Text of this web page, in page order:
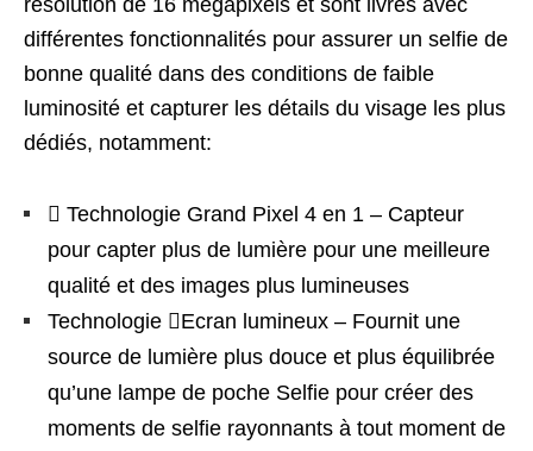
résolution de 16 mégapixels et sont livrés avec
différentes fonctionnalités pour assurer un selfie de
bonne qualité dans des conditions de faible
luminosité et capturer les détails du visage les plus
dédiés, notamment:
 Technologie Grand Pixel 4 en 1 – Capteur
pour capter plus de lumière pour une meilleure
qualité et des images plus lumineuses
Technologie Ecran lumineux – Fournit une
source de lumière plus douce et plus équilibrée
qu’une lampe de poche Selfie pour créer des
moments de selfie rayonnants à tout moment de